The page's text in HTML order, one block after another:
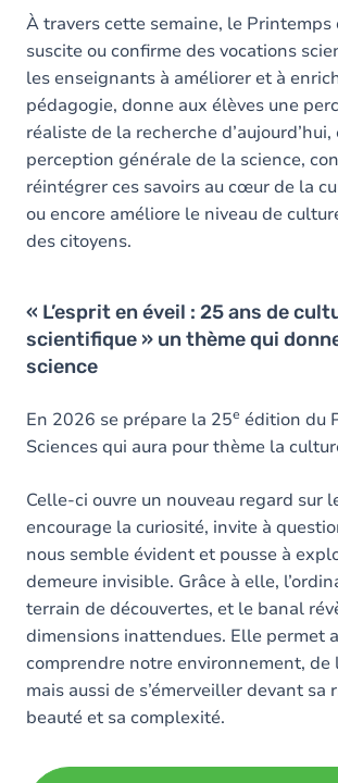
À travers cette semaine, le Printemps
suscite ou confirme des vocations
les enseignants à améliorer et à
pédagogie, donne aux élèves une
réaliste de la recherche
perception générale de la science,
réintégrer ces savoirs au cœur de la
ou encore améliore le niveau de
des citoyens.
« L’esprit en éveil : 25 ans de
scientifique » un thème qui
science
En 2026 se prépare la 25e édition du
Sciences qui aura pour thème la
Celle-ci ouvre un nouveau regard sur
encourage la curiosité, invite à
nous semble évident et pousse à
demeure invisible. Grâce à elle,
terrain de découvertes, et le banal
dimensions inattendues. Elle permet
comprendre notre environnement, de
mais aussi de s’émerveiller devant sa
beauté et sa complexité.